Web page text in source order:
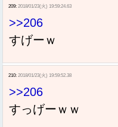
209: 2018/01/23(火) 19:59:24.63
>>206
すげーｗ
210: 2018/01/23(火) 19:59:52.38
>>206
すっげーｗｗ